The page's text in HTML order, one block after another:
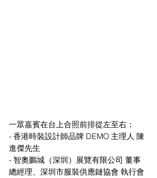
一眾嘉賓在台上合照前排從左至右：
- 香港時裝設計師品牌 DEMO 主理人 陳
進傑先生
- 智奧鵬城（深圳）展覽有限公司 董事
總經理、深圳市服裝供應鏈協會 執行會